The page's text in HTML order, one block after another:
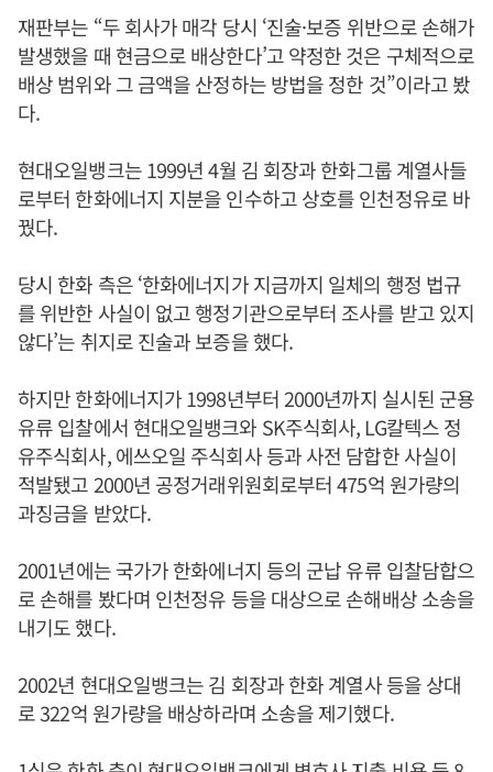
재판부는 “두 회사가 매각 당시 ‘진술·보증 위반으로 손해가
발생했을 때 현금으로 배상한다’고 약정한 것은 구체적으로
배상 범위와 그 금액을 산정하는 방법을 정한 것”이라고 봤
다.
현대오일뱅크는 1999년 4월 김 회장과 한화그룹 계열사들
로부터 한화에너지 지분을 인수하고 상호를 인천정유로 바
꿨다.
당시 한화 측은 ‘한화에너지가 지금까지 일체의 행정 법규
를 위반한 사실이 없고 행정기관으로부터 조사를 받고 있지
않다’는 취지로 진술과 보증을 했다.
하지만 한화에너지가 1998년부터 2000년까지 실시된 군용
유류 입찰에서 현대오일뱅크와 SK주식회사, LG칼텍스 정
유주식회사, 에쓰오일 주식회사 등과 사전 담합한 사실이
적발됐고 2000년 공정거래위원회로부터 475억 원가량의
과징금을 받았다.
2001년에는 국가가 한화에너지 등의 군납 유류 입찰담합으
로 손해를 봤다며 인천정유 등을 대상으로 손해배상 소송을
내기도 했다.
2002년 현대오일뱅크는 김 회장과 한화 계열사 등을 상대
로 322억 원가량을 배상하라며 소송을 제기했다.